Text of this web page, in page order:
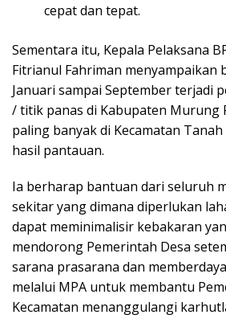
cepat dan tepat.
Sementara itu, Kepala Pelaksana
Fitrianul Fahriman menyampaikan
Januari sampai September terjadi
/ titik panas di Kabupaten Murung
paling banyak di Kecamatan
hasil pantauan.
Ia berharap bantuan dari seluruh
sekitar yang dimana diperlukan
dapat meminimalisir kebakaran
mendorong Pemerintah Desa
sarana prasarana dan
melalui MPA untuk membantu
Kecamatan menanggulangi